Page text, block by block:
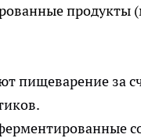
продукты
пищеварение за